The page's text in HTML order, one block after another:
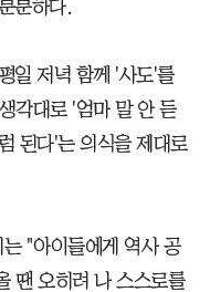
분하다.
일 저녁 함께 '사도'를
각대로 '엄마 말 안 듣
된다'는 의식을 제대로
"아이들에게 역사 공
땐 오히려 나 스스로를